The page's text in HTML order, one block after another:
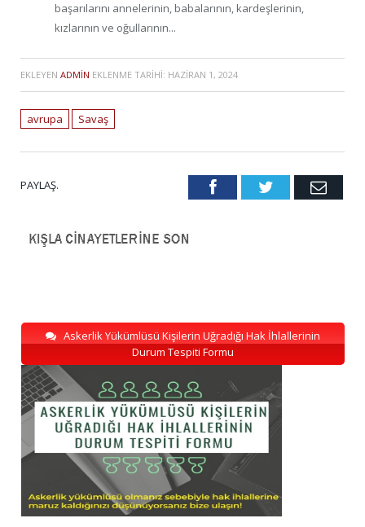
başarılarını annelerinin, babalarının, kardeşlerinin,
kızlarının ve oğullarının...
EKLEYEN ADMIN EKLENME TARIHI: HAZIRAN 1, 2024
avrupa Savaş
PAYLAŞ. FacebookTwitter Email
Askerlik Yükümlüsü Kişilerin Uğradığı Hak İhlallerinin
Durum Tespiti Formu